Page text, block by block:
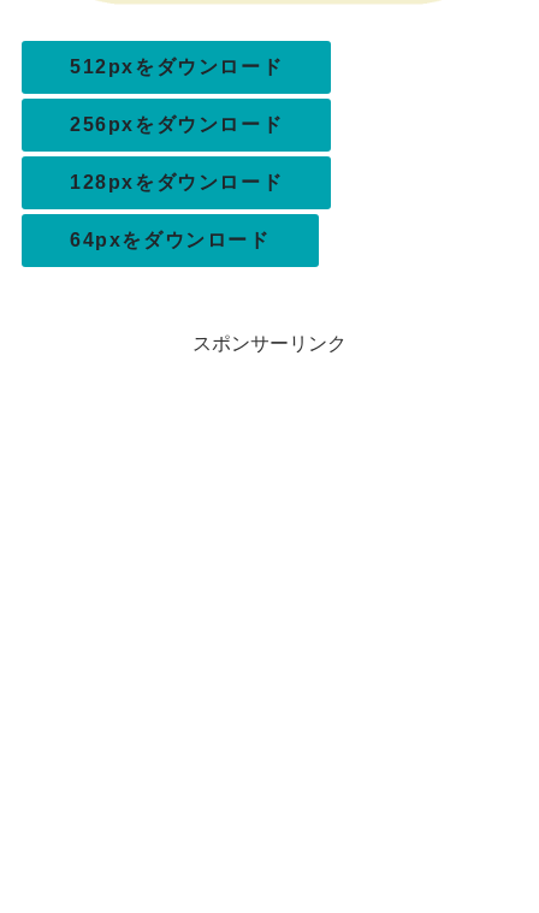
512pxをダウンロード
256pxをダウンロード
128pxをダウンロード
64pxをダウンロード
スポンサーリンク